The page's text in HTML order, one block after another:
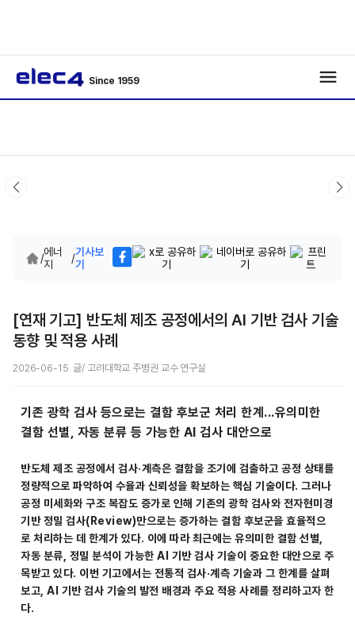
Since 1959
/에너
지
/기사보
기
[연재 기고] 반도체 제조 공정에서의 AI 기반 검사 기술
동향 및 적용 사례
2026-06-15 글/ 고려대학교 주병권 교수 연구실
기존 광학 검사 등으로는 결함 후보군 처리 한계...유의미한
결함 선별, 자동 분류 등 가능한 AI 검사 대안으로
반도체 제조 공정에서 검사·계측은 결함을 조기에 검출하고 공정 상태를
정량적으로 파악하여 수율과 신뢰성을 확보하는 핵심 기술이다. 그러나
공정 미세화와 구조 복잡도 증가로 인해 기존의 광학 검사와 전자현미경
기반 정밀 검사(Review)만으로는 증가하는 결함 후보군을 효율적으
로 처리하는 데 한계가 있다. 이에 따라 최근에는 유의미한 결함 선별,
자동 분류, 정밀 분석이 가능한 AI 기반 검사 기술이 중요한 대안으로 주
목받고 있다. 이번 기고에서는 전통적 검사·계측 기술과 그 한계를 살펴
보고, AI 기반 검사 기술의 발전 배경과 주요 적용 사례를 정리하고자 한
다.